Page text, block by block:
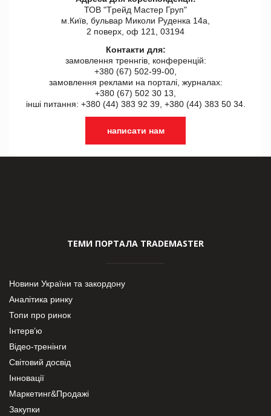
ТОВ "Tрейд Мастер Груп"
м.Київ, бульвар Миколи Руденка 14а,
2 поверх, оф 121, 03194
Контакти для:
замовлення треннгів, конференцій:
+380 (67) 502-99-00,
замовлення реклами на порталі, журналах:
+380 (67) 502 30 13,
інші питання: +380 (44) 383 92 39, +380 (44) 383 50 34.
написати нам
ТЕМИ ПОРТАЛА TRADEMASTER
Новини України та закордону
Аналітика ринку
Топи про ринок
Інтерв’ю
Відео-тренінги
Світовий досвід
Інновації
Маркетинг&Продажі
Закупки